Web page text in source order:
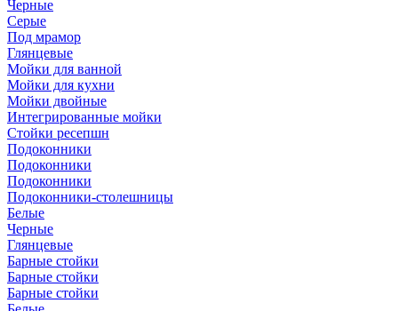
Черные
Серые
Под мрамор
Глянцевые
Мойки для ванной
Мойки для кухни
Мойки двойные
Интегрированные мойки
Стойки ресепшн
Подоконники
Подоконники
Подоконники
Подоконники-столешницы
Белые
Черные
Глянцевые
Барные стойки
Барные стойки
Барные стойки